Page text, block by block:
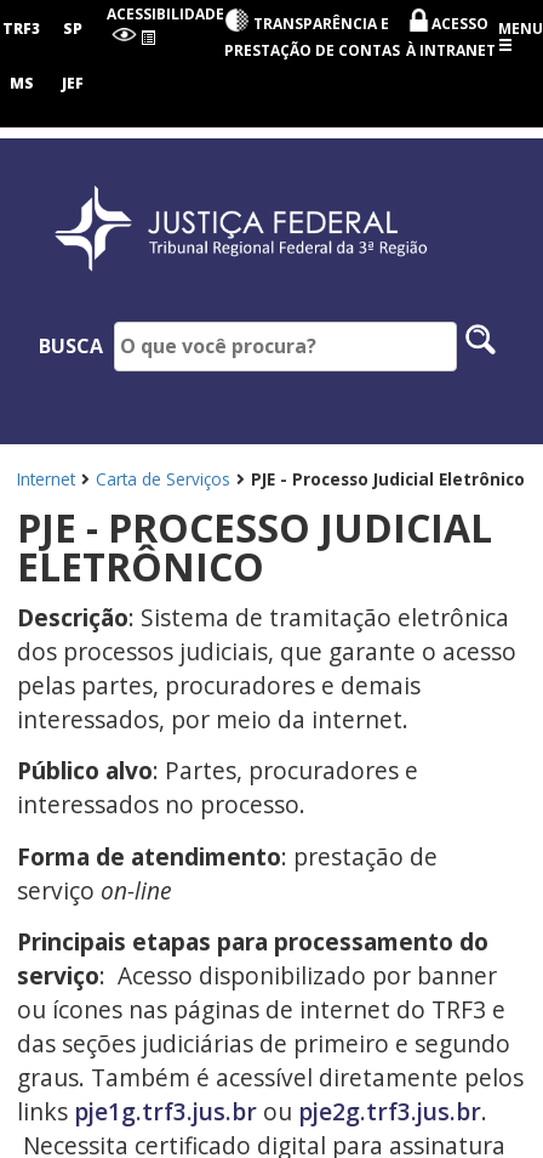
Regional
3ª
TRF3 SP
MS JEF
ACESSIBILIDADE
TRANSPARÊNCIA E
PRESTAÇÃO DE CONTAS
ACESSO
À INTRANET
MENU
BUSCA
Internet Carta de Serviços PJE - Processo Judicial Eletrônico
PJE - PROCESSO JUDICIAL
ELETRÔNICO
Descrição: Sistema de tramitação eletrônica
dos processos judiciais, que garante o acesso
pelas partes, procuradores e demais
interessados, por meio da internet.
Público alvo: Partes, procuradores e
interessados no processo.
Forma de atendimento: prestação de
serviço on-line
Principais etapas para processamento do
serviço: Acesso disponibilizado por banner
ou ícones nas páginas de internet do TRF3 e
das seções judiciárias de primeiro e segundo
graus. Também é acessível diretamente pelos
links pje1g.trf3.jus.brou pje2g.trf3.jus.br.
Necessita certificado digital para assinatura